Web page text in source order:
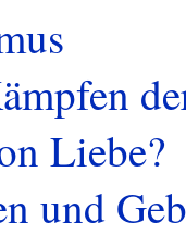
Liebe?
und